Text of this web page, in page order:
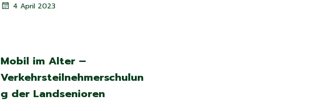
4 April 2023
Mobil im Alter –
Verkehrsteilnehmerschulun
g der Landsenioren